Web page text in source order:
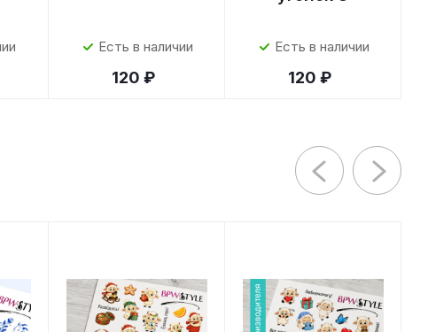
Есть в наличии
120 ₽
Есть в наличии
120 ₽